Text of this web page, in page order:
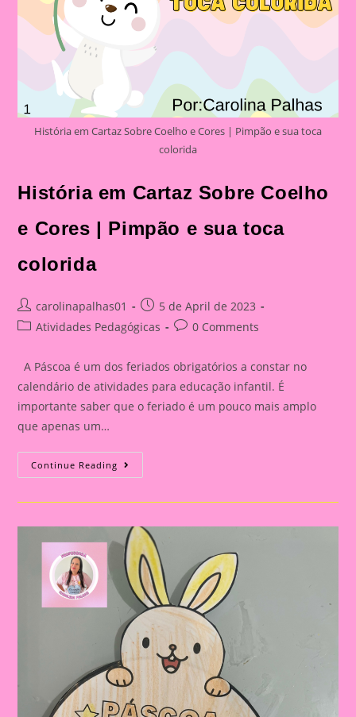
História em Cartaz Sobre Coelho e Cores | Pimpão e sua toca
colorida
História em Cartaz Sobre Coelho
e Cores | Pimpão e sua toca
colorida
Post
author:
carolinapalhas01
Post
published:
5 de April de 2023
PostAtividades Pedagógicas
Post0 Comments
A Páscoa é um dos feriados obrigatórios a constar no
calendário de atividades para educação infantil. É
importante saber que o feriado é um pouco mais amplo
que apenas um…
Continue Reading História
Em
Sobre
Cores
|
Pimpão
E
Sua
Toca
Colorida